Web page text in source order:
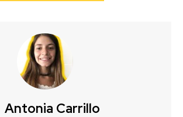
Antonia Carrillo